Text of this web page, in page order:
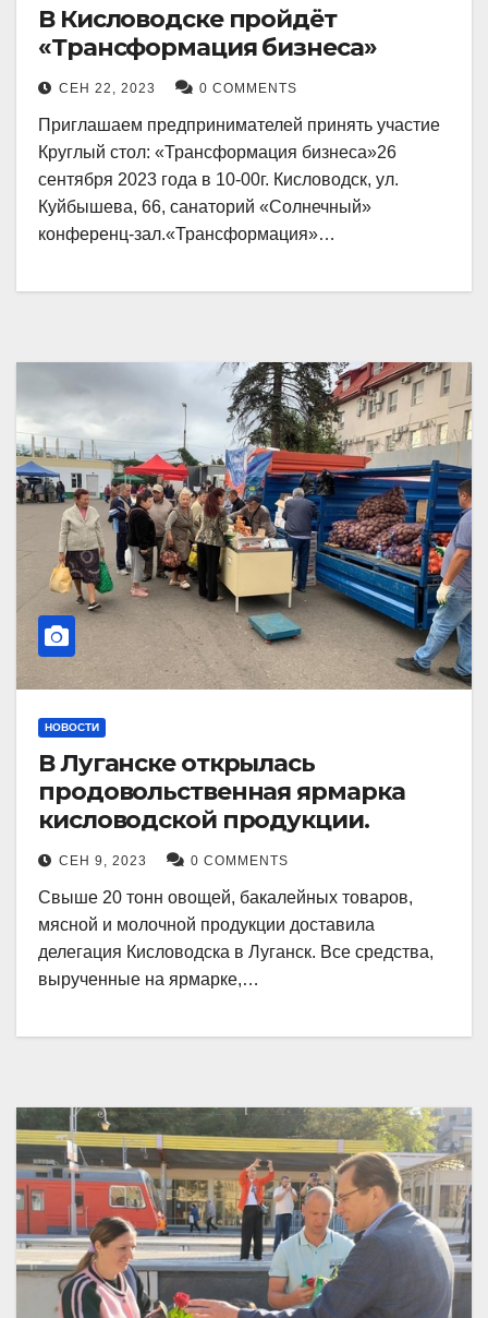
В Кисловодске пройдёт
«Трансформация бизнеса»
СЕН 22, 2023 0 COMMENTS
Приглашаем предпринимателей принять участие
Круглый стол: «Трансформация бизнеса»26
сентября 2023 года в 10-00г. Кисловодск, ул.
Куйбышева, 66, санаторий «Солнечный»
конференц-зал.«Трансформация»…
НОВОСТИ
В Луганске открылась
продовольственная ярмарка
кисловодской продукции.
СЕН 9, 2023 0 COMMENTS
Свыше 20 тонн овощей, бакалейных товаров,
мясной и молочной продукции доставила
делегация Кисловодска в Луганск. Все средства,
вырученные на ярмарке,…